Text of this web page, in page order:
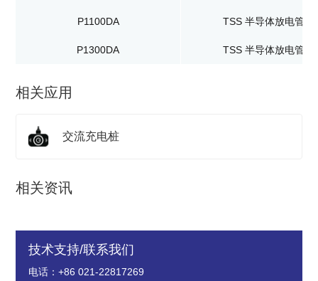
P1100DA TSS 半导体放电管
P1300DA TSS 半导体放电管
相关应用
交流充电桩
相关资讯
技术支持/联系我们
电话：+86 021-22817269